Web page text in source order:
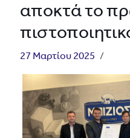
αποκτά το
27 Μαρτίου 2025 /